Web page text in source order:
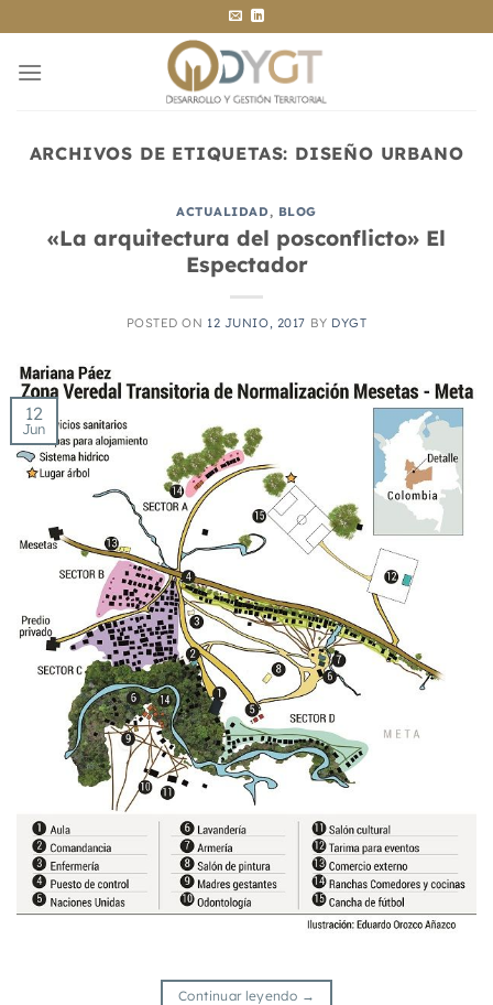
al
contenido
ARCHIVOS DE ETIQUETAS: DISEÑO URBANO
ACTUALIDAD, BLOG
«La arquitectura del posconflicto» El
Espectador
POSTED ON 12 JUNIO, 2017 BY DYGT
12
Jun
Continuar leyendo →